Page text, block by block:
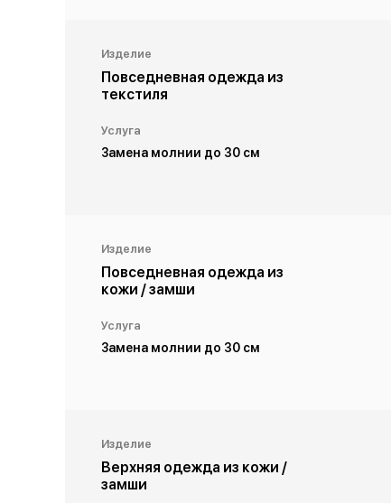
Изделие
Повседневная одежда из
текстиля
Услуга
Замена молнии до 30 см
Изделие
Повседневная одежда из
кожи / замши
Услуга
Замена молнии до 30 см
Изделие
Верхняя одежда из кожи /
замши